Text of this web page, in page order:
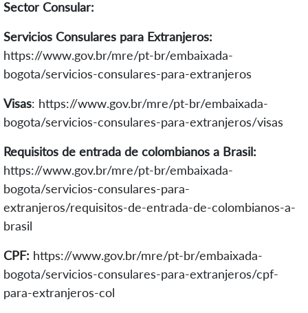
Sector Consular:
Servicios Consulares para Extranjeros:
https://www.gov.br/mre/pt-br/embaixada-
bogota/servicios-consulares-para-extranjeros
Visas: https://www.gov.br/mre/pt-br/embaixada-
bogota/servicios-consulares-para-extranjeros/visas
Requisitos de entrada de colombianos a Brasil:
https://www.gov.br/mre/pt-br/embaixada-
bogota/servicios-consulares-para-
extranjeros/requisitos-de-entrada-de-colombianos-a-
brasil
CPF: https://www.gov.br/mre/pt-br/embaixada-
bogota/servicios-consulares-para-extranjeros/cpf-
para-extranjeros-col